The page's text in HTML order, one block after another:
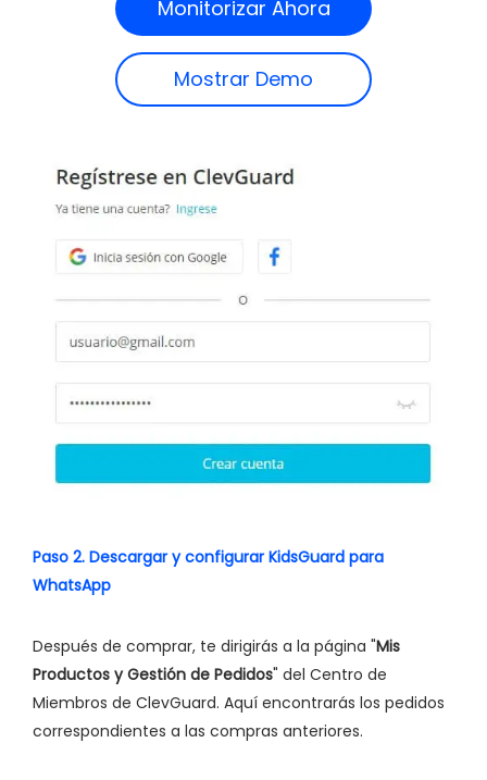
Monitorizar Ahora
Mostrar Demo
Paso 2. Descargar y configurar KidsGuard para
WhatsApp
Después de comprar, te dirigirás a la página "Mis
Productos y Gestión de Pedidos" del Centro de
Miembros de ClevGuard. Aquí encontrarás los pedidos
correspondientes a las compras anteriores.